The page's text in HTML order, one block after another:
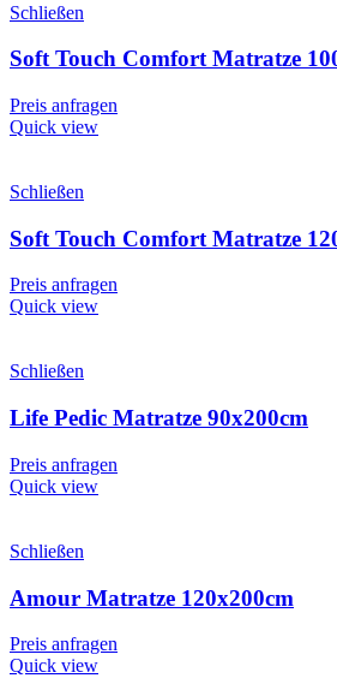
Schließen
Soft Touch Comfort Matratze
Preis anfragen
Quick view
Schließen
Soft Touch Comfort Matratze
Preis anfragen
Quick view
Schließen
Life Pedic Matratze 90x200cm
Preis anfragen
Quick view
Schließen
Amour Matratze 120x200cm
Preis anfragen
Quick view